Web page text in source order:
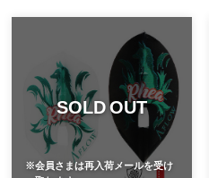
SOLD OUT
※会員さまは再入荷メールを受け